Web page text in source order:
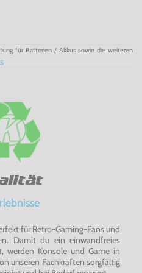
für Batterien / Akkus sowie die weiteren
für Retro-Gaming-Fans und
Damit du ein einwandfreies
werden Konsole und Game in
unseren Fachkräften sorgfältig